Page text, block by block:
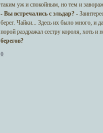
таким уж и спокойным, но тем и
- Вы встречались с эльдар? -
берег. Чайки... Здесь их было много, и
порой раздражал сестру короля, хоть и
берегов?
0